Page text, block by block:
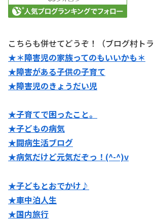
こちらも併せてどうぞ！（ブログ村トラ
★＊障害児の家族ってのもいいかも＊
★障害がある子供の子育て
★障害児のきょうだい児
★子育てで困ったこと。
★子どもの病気
★闘病生活ブログ
★病気だけど元気だぞっ！(^-^)v
★子どもとおでかけ♪
★車中泊人生
★国内旅行